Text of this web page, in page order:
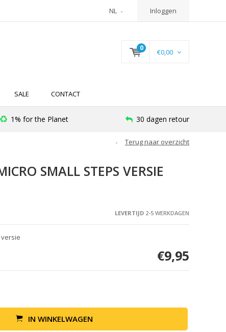
NL Inloggen
0 €0,00
SALE CONTACT
1% for the Planet 30 dagen retour
Terug naar overzicht
SMALL STEPS VERSIE
LEVERTIJD2-5 WERKDAGEN
€9,95
IN WINKELWAGEN